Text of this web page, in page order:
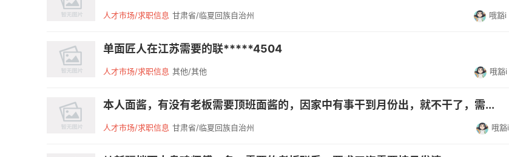
人才市场/求职信息 甘肃省/临夏回族自治州 哦豁i
单面匠人在江苏需要的联*****4504
人才市场/求职信息 其他/其他 哦豁i
本人面酱，有没有老板需要顶班面酱的，因家中有事干到月份出，就不干了，需...
人才市场/求职信息 甘肃省/临夏回族自治州 哦豁i